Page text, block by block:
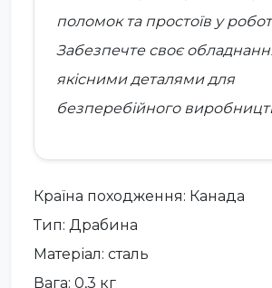
поломок та простоїв у
Забезпечте своє
якісними деталями для
безперебійного
Країна походження: Канада
Тип: Драбина
Матеріал: сталь
Вага: 0,3 кг